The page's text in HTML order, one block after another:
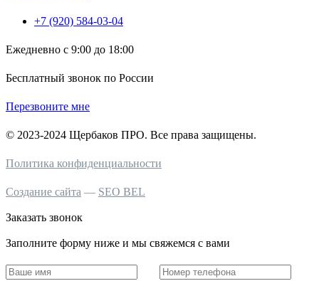
+7 (920) 584-03-04
Ежедневно с 9:00 до 18:00
Бесплатный звонок по России
Перезвоните мне
© 2023-2024 Щербаков ПРО. Все права защищены.
Политика конфиденциальности
Создание сайта — SEO BEL
Заказать звонок
Заполните форму ниже и мы свяжемся с вами